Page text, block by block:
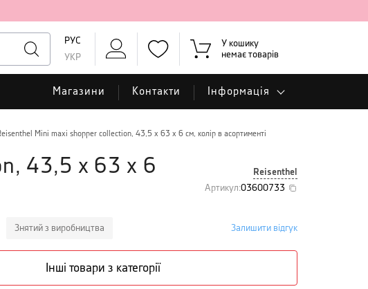
РУС
УКР
У кошику
немає товарів
Магазини Контакти Інформація
Mini maxi shopper collection, 43,5 х 63 х 6 см, колір в асортименті
43,5 х 63 х 6
Reisenthel
Артикул:03600733
Знятий з виробництва Залишити відгук
Інші товари з категорії